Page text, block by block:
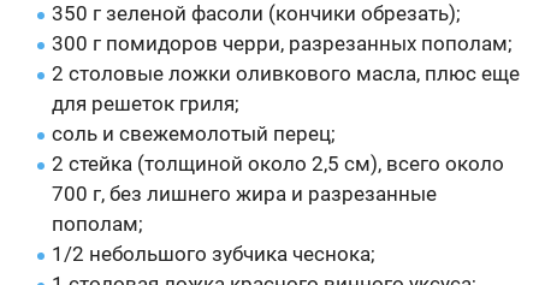
350 г зеленой фасоли (кончики обрезать);
300 г помидоров черри, разрезанных пополам;
2 столовые ложки оливкового масла, плюс еще
для решеток гриля;
соль и свежемолотый перец;
2 стейка (толщиной около 2,5 см), всего около
700 г, без лишнего жира и разрезанные
пополам;
1/2 небольшого зубчика чеснока;